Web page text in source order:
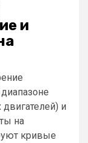
и
и
на
кривые